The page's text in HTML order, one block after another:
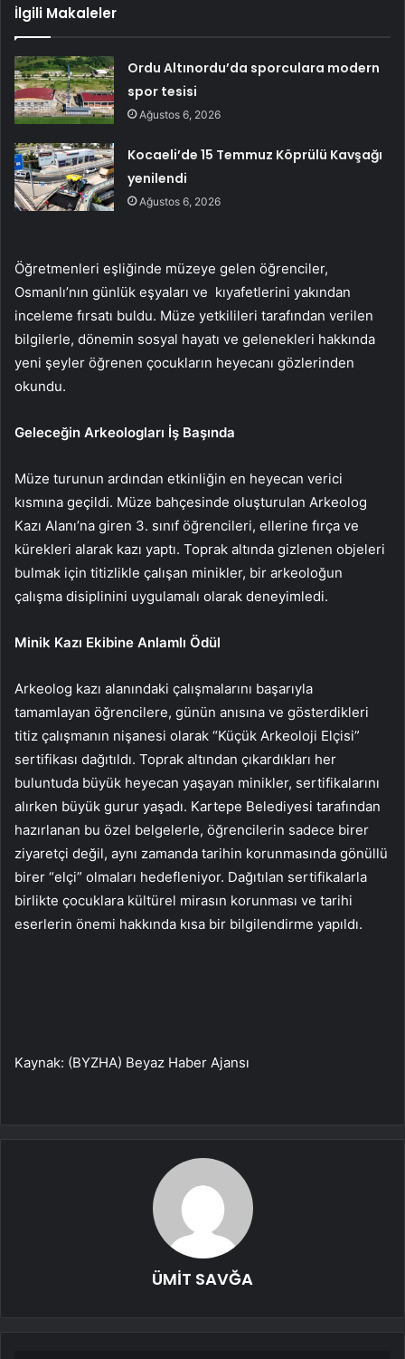
İlgili Makaleler
Ordu Altınordu’da sporculara modern
spor tesisi
Ağustos 6, 2026
Kocaeli’de 15 Temmuz Köprülü Kavşağı
yenilendi
Ağustos 6, 2026
Öğretmenleri eşliğinde müzeye gelen öğrenciler,
Osmanlı’nın günlük eşyaları ve kıyafetlerini yakından
inceleme fırsatı buldu. Müze yetkilileri tarafından verilen
bilgilerle, dönemin sosyal hayatı ve gelenekleri hakkında
yeni şeyler öğrenen çocukların heyecanı gözlerinden
okundu.
Geleceğin Arkeologları İş Başında
Müze turunun ardından etkinliğin en heyecan verici
kısmına geçildi. Müze bahçesinde oluşturulan Arkeolog
Kazı Alanı’na giren 3. sınıf öğrencileri, ellerine fırça ve
kürekleri alarak kazı yaptı. Toprak altında gizlenen objeleri
bulmak için titizlikle çalışan minikler, bir arkeoloğun
çalışma disiplinini uygulamalı olarak deneyimledi.
Minik Kazı Ekibine Anlamlı Ödül
Arkeolog kazı alanındaki çalışmalarını başarıyla
tamamlayan öğrencilere, günün anısına ve gösterdikleri
titiz çalışmanın nişanesi olarak “Küçük Arkeoloji Elçisi”
sertifikası dağıtıldı. Toprak altından çıkardıkları her
buluntuda büyük heyecan yaşayan minikler, sertifikalarını
alırken büyük gurur yaşadı. Kartepe Belediyesi tarafından
hazırlanan bu özel belgelerle, öğrencilerin sadece birer
ziyaretçi değil, aynı zamanda tarihin korunmasında gönüllü
birer “elçi” olmaları hedefleniyor. Dağıtılan sertifikalarla
birlikte çocuklara kültürel mirasın korunması ve tarihi
eserlerin önemi hakkında kısa bir bilgilendirme yapıldı.
Kaynak: (BYZHA) Beyaz Haber Ajansı
ÜMİT SAVĞA